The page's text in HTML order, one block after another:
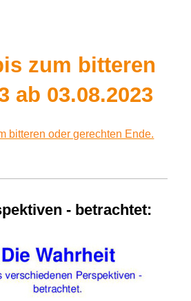
zum bitteren
ab 03.08.2023
bitteren oder gerechten Ende.
- betrachtet: